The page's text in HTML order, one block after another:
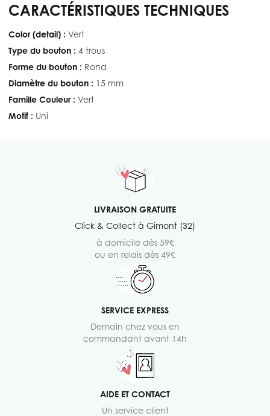
CARACTÉRISTIQUES TECHNIQUES
Color (detail) : Vert
Type du bouton : 4 trous
Forme du bouton : Rond
Diamètre du bouton : 15 mm
Famille Couleur : Vert
Motif : Uni
LIVRAISON GRATUITE
Click & Collect à Gimont (32)
à domicile dès 59€
ou en relais dès 49€
SERVICE EXPRESS
Demain chez vous en
commandant avant 14h
AIDE ET CONTACT
Un service client